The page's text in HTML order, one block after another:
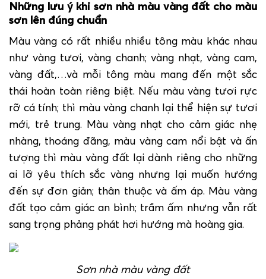
Những lưu ý khi sơn nhà màu vàng đất cho màu
sơn lên đúng chuẩn
Màu vàng có rất nhiều nhiều tông màu khác nhau
như vàng tươi, vàng chanh; vàng nhạt, vàng cam,
vàng đất,…và mỗi tông màu mang đến một sắc
thái hoàn toàn riêng biệt. Nếu màu vàng tươi rực
rỡ cá tính; thì màu vàng chanh lại thể hiện sự tươi
mới, trẻ trung. Màu vàng nhạt cho cảm giác nhẹ
nhàng, thoáng đãng, màu vàng cam nổi bật và ấn
tượng thì màu vàng đất lại dành riêng cho những
ai lỡ yêu thích sắc vàng nhưng lại muốn hướng
đến sự đơn giản; thân thuộc và ấm áp. Màu vàng
đất tạo cảm giác an bình; trầm ấm nhưng vẫn rất
sang trọng phảng phát hơi hướng mà hoàng gia.
Sơn nhà màu vàng đất